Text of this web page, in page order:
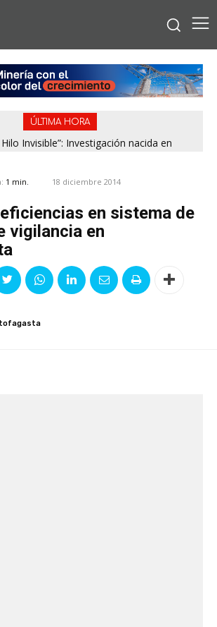
ÚLTIMA HORA
Invisible”: Investigación nacida en
1 min. 18 diciembre 2014
en sistema de
vigilancia en